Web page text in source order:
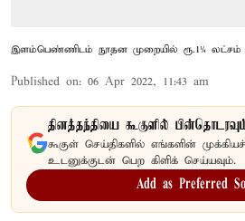
இளம்பெண்ணிடம் நூதன முறையில் ரூ.1¼ லட்சம்
Published on: 06 Apr 2022, 11:43 am
தினத்தந்தியை கூகுளில்
கூகுள் செய்திகளில் எங்களின்
உடனுக்குடன் பெற கிளிக் செய்யவும்.
Add as Preferred